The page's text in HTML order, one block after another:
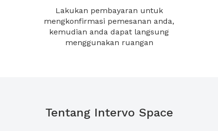
Lakukan pembayaran untuk
mengkonfirmasi pemesanan anda,
kemudian anda dapat langsung
menggunakan ruangan
Tentang Intervo Space